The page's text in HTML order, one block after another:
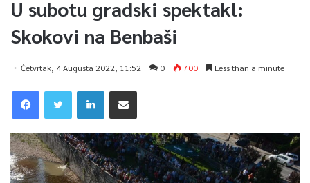
U subotu gradski spektakl:
Skokovi na Benbaši
Četvrtak, 4 Augusta 2022, 11:52 0 700 Less than a minute